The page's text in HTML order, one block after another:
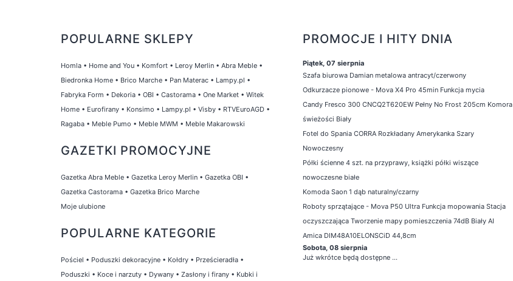
POPULARNE SKLEPY
Homla • Home and You • Komfort • Leroy Merlin • Abra Meble •
Biedronka Home • Brico Marche • Pan Materac • Lampy.pl •
Fabryka Form • Dekoria • OBI • Castorama • One Market • Witek
Home • Eurofirany • Konsimo • Lampy.pl • Visby • RTVEuroAGD •
Ragaba • Meble Pumo • Meble MWM • Meble Makarowski
GAZETKI PROMOCYJNE
Gazetka Abra Meble • Gazetka Leroy Merlin • Gazetka OBI •
Gazetka Castorama • Gazetka Brico Marche
Moje ulubione
POPULARNE KATEGORIE
Pościel • Poduszki dekoracyjne • Kołdry • Prześcieradła •
Poduszki • Koce i narzuty • Dywany • Zasłony i firany • Kubki i
PROMOCJE I HITY DNIA
Piątek, 07 sierpnia
Szafa biurowa Damian metalowa antracyt/czerwony
Odkurzacze pionowe - Mova X4 Pro 45min Funkcja mycia
Candy Fresco 300 CNCQ2T620EW Pełny No Frost 205cm Komora
świeżości Biały
Fotel do Spania CORRA Rozkładany Amerykanka Szary
Nowoczesny
Półki ścienne 4 szt. na przyprawy, książki półki wiszące
nowoczesne białe
Komoda Saon 1 dąb naturalny/czarny
Roboty sprzątające - Mova P50 Ultra Funkcja mopowania Stacja
oczyszczająca Tworzenie mapy pomieszczenia 74dB Biały AI
Amica DIM48A10ELONSCiD 44,8cm
Sobota, 08 sierpnia
Już wkrótce będą dostępne ...